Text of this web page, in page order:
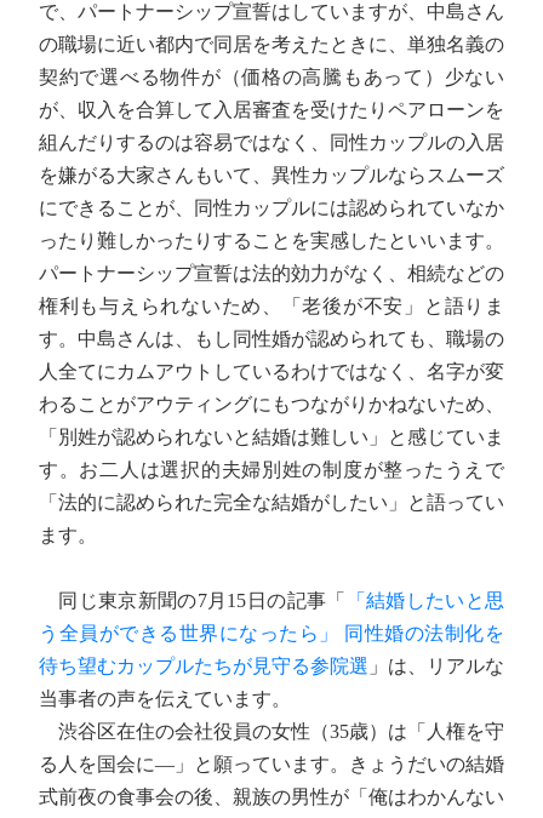
で、パートナーシップ宣誓はしていますが、中島さん
の職場に近い都内で同居を考えたときに、単独名義の
契約で選べる物件が（価格の高騰もあって）少ない
が、収入を合算して入居審査を受けたりペアローンを
組んだりするのは容易ではなく、同性カップルの入居
を嫌がる大家さんもいて、異性カップルならスムーズ
にできることが、同性カップルには認められていなか
ったり難しかったりすることを実感したといいます。
パートナーシップ宣誓は法的効力がなく、相続などの
権利も与えられないため、「老後が不安」と語りま
す。中島さんは、もし同性婚が認められても、職場の
人全てにカムアウトしているわけではなく、名字が変
わることがアウティングにもつながりかねないため、
「別姓が認められないと結婚は難しい」と感じていま
す。お二人は選択的夫婦別姓の制度が整ったうえで
「法的に認められた完全な結婚がしたい」と語ってい
ます。
同じ東京新聞の7月15日の記事「
「結婚したいと思
う全員ができる世界になったら」 同性婚の法制化を
待ち望むカップルたちが見守る参院選 」は、リアルな
当事者の声を伝えています。
渋谷区在住の会社役員の女性（35歳）は「人権を守
る人を国会に―」と願っています。きょうだいの結婚
式前夜の食事会の後、親族の男性が「俺はわかんない